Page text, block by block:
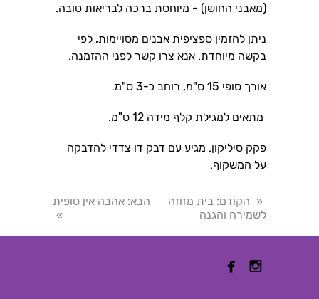
(מאבני החושן) - מיוחסת ברכה לבריאות טובה.
ניתן להזמין ספציפית אבנים מסויימות, לפי
בקשה מיוחדת. אנא צרו קשר לפני ההזמנה.
אורך סופי 15 ס"מ, רוחב כ-3 ס"מ.
מתאים למגילת קלף מידה 12 ס"מ.
פקק סיליקון. מגיע עם דבק דו צדדי להדבקה
על המשקוף.
« הקודם: בית מזוזה
לשמירה והגנה
הבא: אהבה אין סופית
»
 